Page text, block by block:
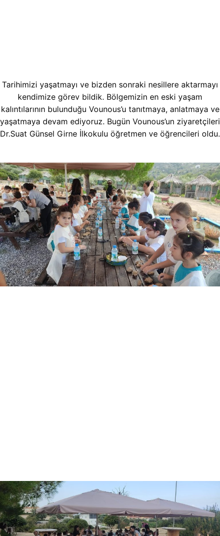
Tarihimizi yaşatmayı ve bizden sonraki nesillere aktarmayı
kendimize görev bildik. Bölgemizin en eski yaşam
kalıntılarının bulunduğu Vounous’u tanıtmaya, anlatmaya ve
yaşatmaya devam ediyoruz. Bugün Vounous’un ziyaretçileri
Dr.Suat Günsel Girne İlkokulu öğretmen ve öğrencileri oldu.